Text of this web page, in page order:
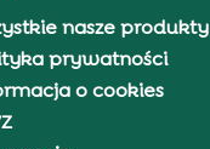
nasze produkty
prywatności
o cookies